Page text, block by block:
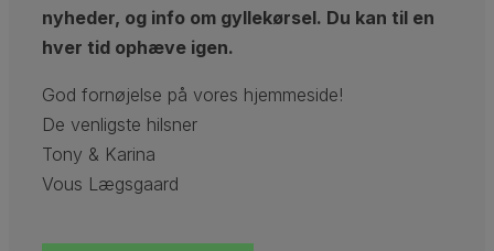
nyheder, og info om gyllekørsel. Du kan til en
hver tid ophæve igen.
God fornøjelse på vores hjemmeside!
De venligste hilsner
Tony & Karina
Vous Lægsgaard